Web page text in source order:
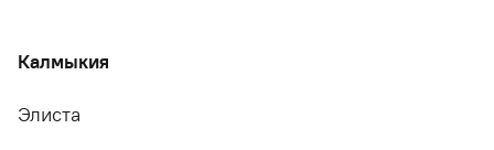
Калмыкия
Элиста